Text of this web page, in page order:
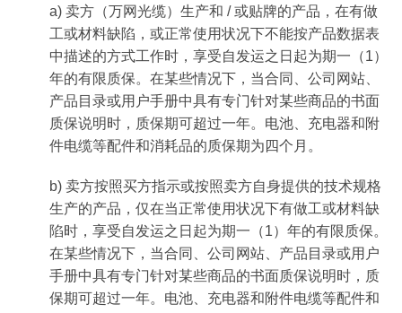
a) 卖方（万网光缆）生产和 / 或贴牌的产品，在有做
工或材料缺陷，或正常使用状况下不能按产品数据表
中描述的方式工作时，享受自发运之日起为期一（1）
年的有限质保。在某些情况下，当合同、公司网站、
产品目录或用户手册中具有专门针对某些商品的书面
质保说明时，质保期可超过一年。电池、充电器和附
件电缆等配件和消耗品的质保期为四个月。
b) 卖方按照买方指示或按照卖方自身提供的技术规格
生产的产品，仅在当正常使用状况下有做工或材料缺
陷时，享受自发运之日起为期一（1）年的有限质保。
在某些情况下，当合同、公司网站、产品目录或用户
手册中具有专门针对某些商品的书面质保说明时，质
保期可超过一年。电池、充电器和附件电缆等配件和